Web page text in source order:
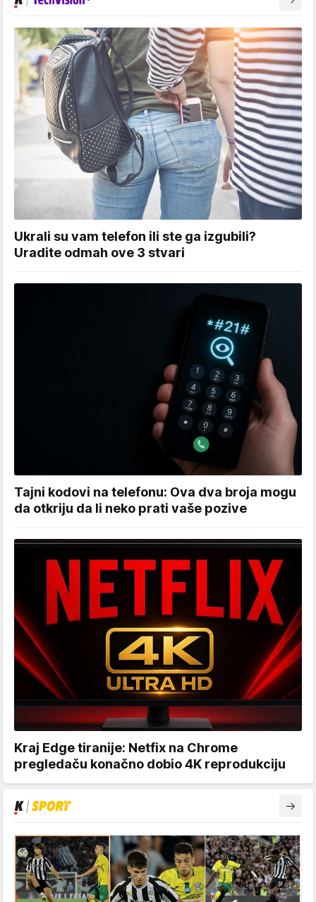
Ukrali su vam telefon ili ste ga izgubili?
Uradite odmah ove 3 stvari
Tajni kodovi na telefonu: Ova dva broja mogu
da otkriju da li neko prati vaše pozive
Kraj Edge tiranije: Netfix na Chrome
pregledaču konačno dobio 4K reprodukciju